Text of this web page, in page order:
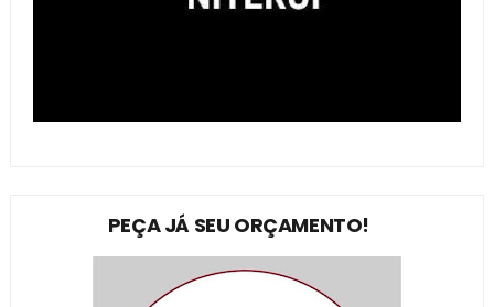
PEÇA JÁ SEU ORÇAMENTO!